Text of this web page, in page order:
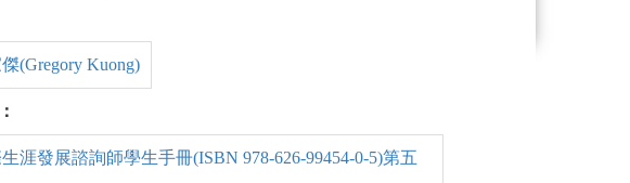
(Gregory Kuong)
涯發展諮詢師學生手冊(ISBN 978-626-99454-0-5)第五